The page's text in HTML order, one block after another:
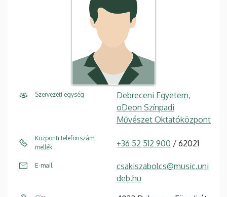
Szervezeti egység
Debreceni Egyetem,
oDeon Színpadi
Művészet Oktatóközpont
Központi telefonszám,
mellék
+36 52 512 900 / 62021
E-mail
csakiszabolcs@music.uni
deb.hu